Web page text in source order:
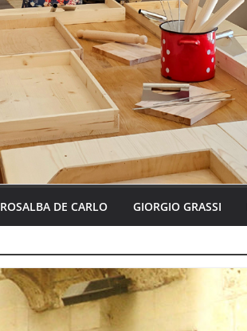
ROSALBA DE CARLO GIORGIO GRASSI